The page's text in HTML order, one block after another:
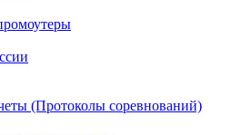
(Протоколы соревнований)